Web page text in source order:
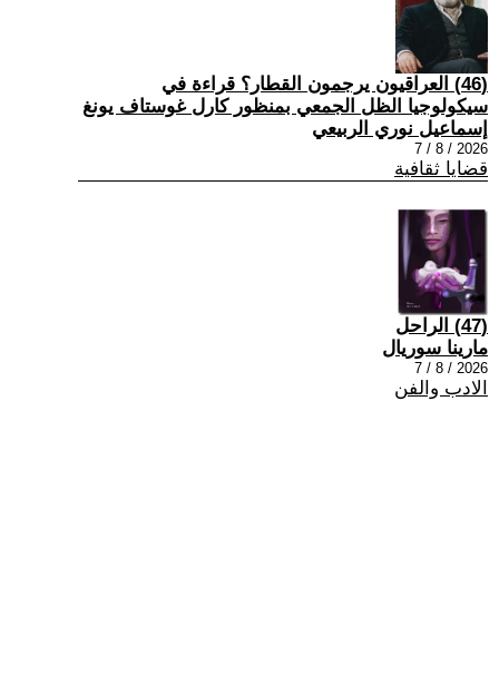
(46) العراقيون يرجمون القطار؟ قراءة في
سيكولوجيا الظل الجمعي بمنظور كارل غوستاف يونغ
إسماعيل نوري الربيعي
2026 / 8 / 7
قضايا ثقافية
(47) الراحل
مارينا سوريال
2026 / 8 / 7
الادب والفن